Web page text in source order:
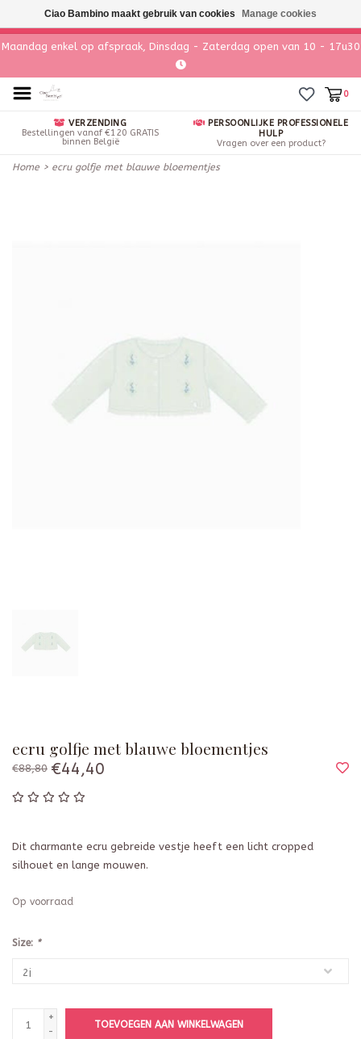
Maandag enkel op afspraak, Dinsdag - Zaterdag open van 10 - 17u30
0
VERZENDING
Bestellingen vanaf €120 GRATIS
binnen België
PERSOONLIJKE PROFESSIONELE
HULP
Vragen over een product?
Home > ecru golfje met blauwe bloementjes
ecru golfje met blauwe bloementjes
€88,80 €44,40
Dit charmante ecru gebreide vestje heeft een licht cropped
silhouet en lange mouwen.
Op voorraad
Size: *
+
-
TOEVOEGEN AAN WINKELWAGEN
Ciao Bambino maakt gebruik van cookies Manage cookies